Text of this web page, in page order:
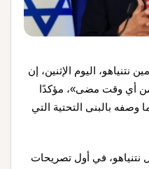
نتنياهو، اليوم الإثنين، إن
أي وقت مضى»، مؤكدًا
وصفه بالبنى التحتية التي
قال نتنياهو، في أول تصريحات